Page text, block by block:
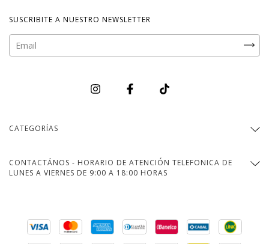
SUSCRIBITE A NUESTRO NEWSLETTER
CATEGORÍAS
CONTACTÁNOS - HORARIO DE ATENCIÓN TELEFONICA DE
LUNES A VIERNES DE 9:00 A 18:00 HORAS